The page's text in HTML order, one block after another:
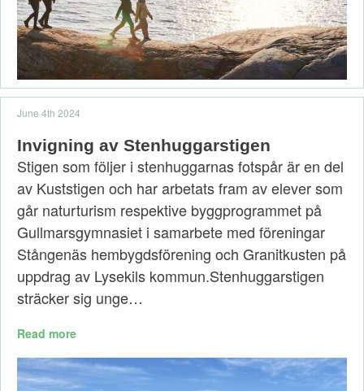
June 4th 2024
Invigning av Stenhuggarstigen
Stigen som följer i stenhuggarnas fotspår är en del
av Kuststigen och har arbetats fram av elever som
går naturturism respektive byggprogrammet på
Gullmarsgymnasiet i samarbete med föreningar
Stångenäs hembygdsförening och Granitkusten på
uppdrag av Lysekils kommun.Stenhuggarstigen
sträcker sig unge…
Read more